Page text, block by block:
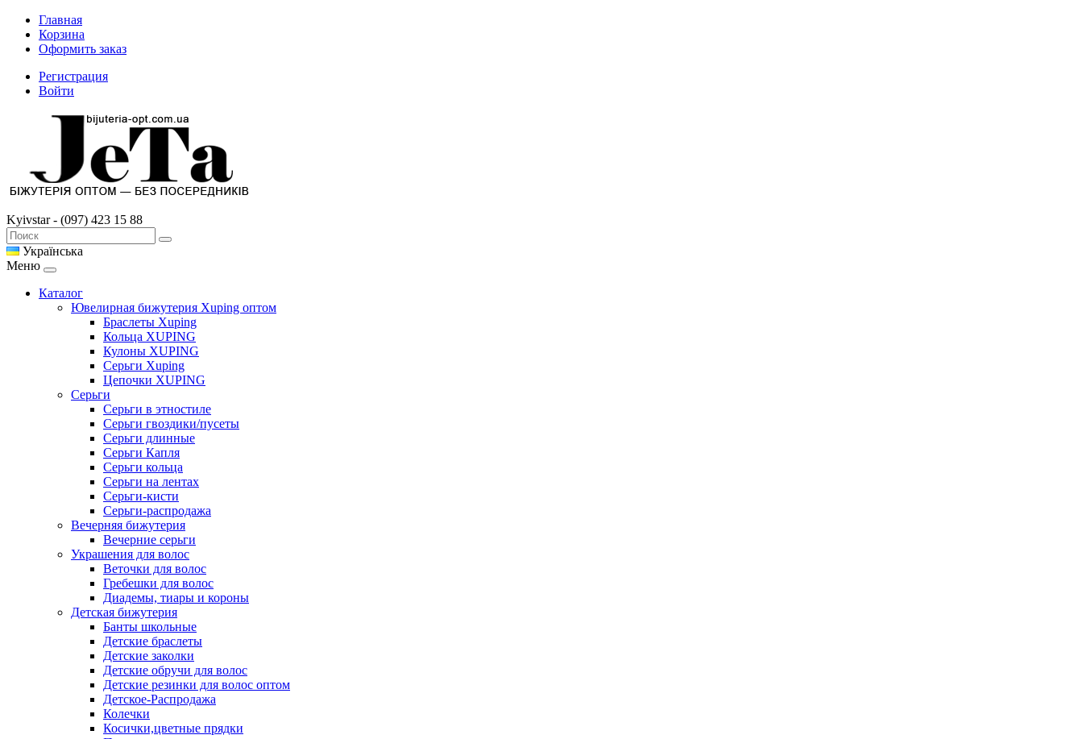
Главная
Корзина
Оформить заказ
Регистрация
Войти
Kyivstar - (097) 423 15 88
Українська
Меню
Каталог
Ювелирная бижутерия Xuping оптом
Браслеты Xuping
Кольца XUPING
Кулоны XUPING
Серьги Xuping
Цепочки XUPING
Серьги
Серьги в этностиле
Серьги гвоздики/пусеты
Серьги длинные
Серьги Капля
Серьги кольца
Серьги на лентах
Серьги-кисти
Серьги-распродажа
Вечерняя бижутерия
Вечерние серьги
Украшения для волос
Веточки для волос
Гребешки для волос
Диадемы, тиары и короны
Детская бижутерия
Банты школьные
Детские браслеты
Детские заколки
Детские обручи для волос
Детские резинки для волос оптом
Детское-Распродажа
Колечки
Косички,цветные прядки